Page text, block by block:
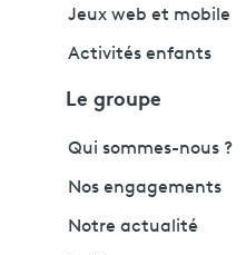
Jeux web et mobile
Activités enfants
Le groupe
Qui sommes-nous ?
Nos engagements
Notre actualité